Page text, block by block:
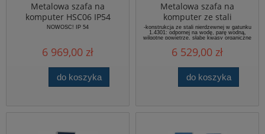
Metalowa szafa na
komputer HSC06 IP54
NOWOŚĆ! IP 54
6 969,00 zł
do koszyka
Metalowa szafa na
komputer ze stali
nierdzewnej HSC 01-N
monitor do 24"standard
RODO
-konstrukcja ze stali nierdzewnej w gatunku
1.4301: odpornej na wodę, parę wodną,
wilgotne powietrze, słabe kwasy organiczne
-zapewnia bezpieczne przechowywanie i
użytkowanie sprzętu komputerowego ( IP32
cylindrycznymi w systemie Master Key
6 529,00 zł
do koszyka